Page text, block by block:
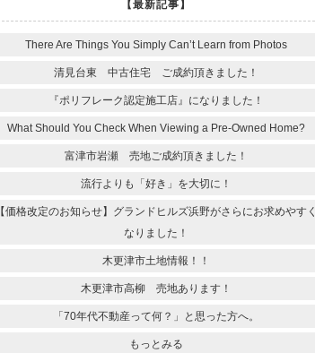
【最新記事】
There Are Things You Simply Can’t Learn from Photos
清見台東 中古住宅 ご成約頂きました！
『ポリフレーク認定施工店』になりました！
What Should You Check When Viewing a Pre-Owned Home?
富津市岩瀬 売地ご成約頂きました！
流行よりも「好き」を大切に！
【価格改定のお知らせ】グランドヒルズ浜野がさらにお求めやすく
なりました！
木更津市土地情報！！
木更津市高柳 売地あります！
「70年代不動産って何？」と思った方へ。
もっとみる